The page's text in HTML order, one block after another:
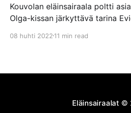
Kouvolan eläinsairaala poltti
Olga-kissan järkyttävä tarina
aiheutui vakavia palovammoja
08 huhti 2022 11 min read
Eläinsairaalat ©